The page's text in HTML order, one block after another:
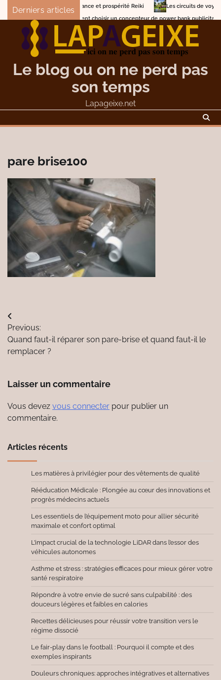
Skip
content
Derniers articlesAbondance et prospérité Reiki
Les circuits de voyage de
Comment choisir un concepteur de power bank publicitaire
Le blog ou on ne perd pas
son temps
Lapageixe.net
pare brise100
Navigation
de
l’article
Previous:
Quand faut-il réparer son pare-brise et quand faut-il le
remplacer ?
Laisser un commentaire
Vous devez vous connecter pour publier un
commentaire.
Articles récents
Les matières à privilégier pour des vêtements de qualité
Rééducation Médicale : Plongée au cœur des innovations et
progrès médecins actuels
Les essentiels de l’équipement moto pour allier sécurité
maximale et confort optimal
L’impact crucial de la technologie LiDAR dans l’essor des
véhicules autonomes
Asthme et stress : stratégies efficaces pour mieux gérer votre
santé respiratoire
Répondre à votre envie de sucré sans culpabilité : des
douceurs légères et faibles en calories
Recettes délicieuses pour réussir votre transition vers le
régime dissocié
Le fair-play dans le football : Pourquoi il compte et des
exemples inspirants
Douleurs chroniques: approches intégratives et alternatives